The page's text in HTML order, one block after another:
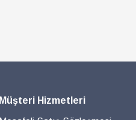
Müşteri Hizmetleri